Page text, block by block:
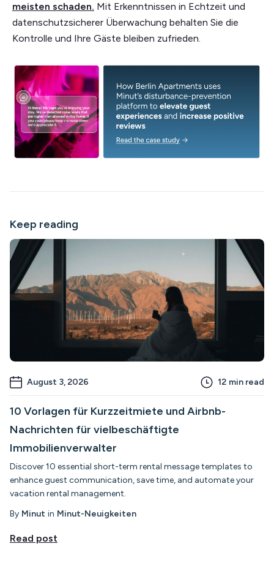
meisten schaden. Mit Erkenntnissen in Echtzeit und
datenschutzsicherer Überwachung behalten Sie die
Kontrolle und Ihre Gäste bleiben zufrieden.
Keep reading
August 3, 2026 12 min read
10 Vorlagen für Kurzzeitmiete und Airbnb-
Nachrichten für vielbeschäftigte
Immobilienverwalter
Discover 10 essential short-term rental message templates to
enhance guest communication, save time, and automate your
vacation rental management.
By Minut in Minut-Neuigkeiten
Read post